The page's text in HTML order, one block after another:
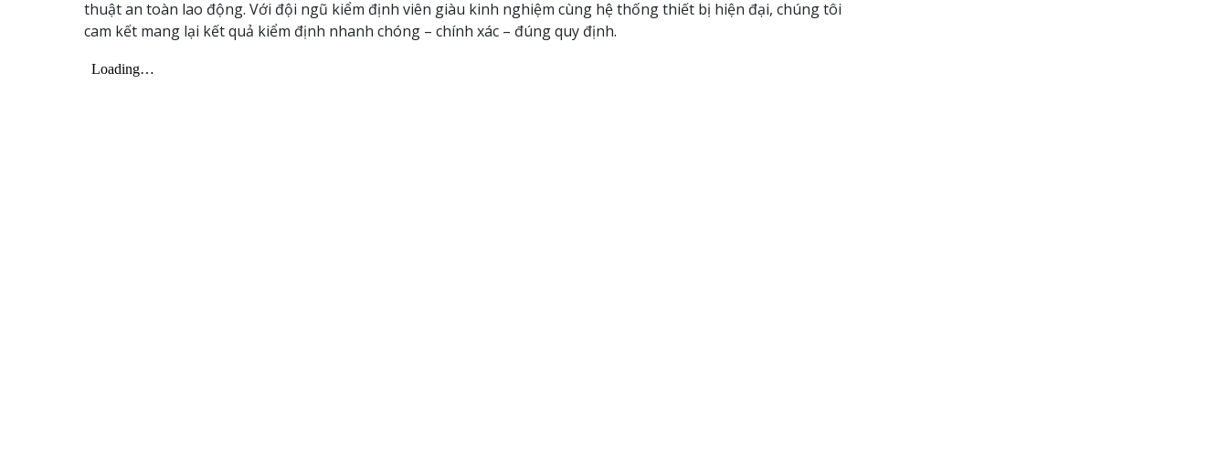
thuật an toàn lao động. Với đội ngũ kiểm định viên giàu kinh nghiệm cùng hệ thống thiết bị hiện đại, chúng tôi
cam kết mang lại kết quả kiểm định nhanh chóng – chính xác – đúng quy định.